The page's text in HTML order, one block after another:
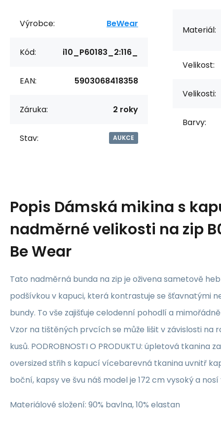
Výrobce: BeWear
Kód: i10_P60183_2:116_
EAN: 5903068418358
Záruka: 2 roky
Stav: AUKCE
Materiál:
Velikost:
Velikosti:
Barvy:
Popis Dámská mikina s
nadměrné velikosti na zip
Be Wear
Tato nadměrná bunda na zip je oživena sametově
podšívkou v kapuci, která kontrastuje se šťavnatými
bundy. To vše zajišťuje celodenní pohodlí a
Vzor na tištěných prvcích se může lišit v závislosti na
kusů. PODROBNOSTI O PRODUKTU: úpletová tkanina
oversized střih s kapucí vícebarevná tkanina uvnitř
boční, kapsy ve švu náš model je 172 cm vysoký a nosí
Materiálové složení: 90% bavlna, 10% elastan